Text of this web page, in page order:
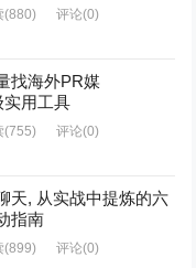
(880) 评论(0)
找海外PR媒
实用工具
(755) 评论(0)
天, 从实战中提炼的六
指南
(899) 评论(0)